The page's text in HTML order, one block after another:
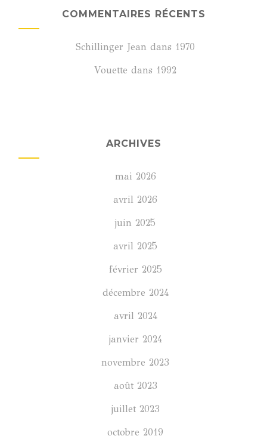
COMMENTAIRES RÉCENTS
Schillinger Jean dans 1970
Vouette dans 1992
ARCHIVES
mai 2026
avril 2026
juin 2025
avril 2025
février 2025
décembre 2024
avril 2024
janvier 2024
novembre 2023
août 2023
juillet 2023
octobre 2019